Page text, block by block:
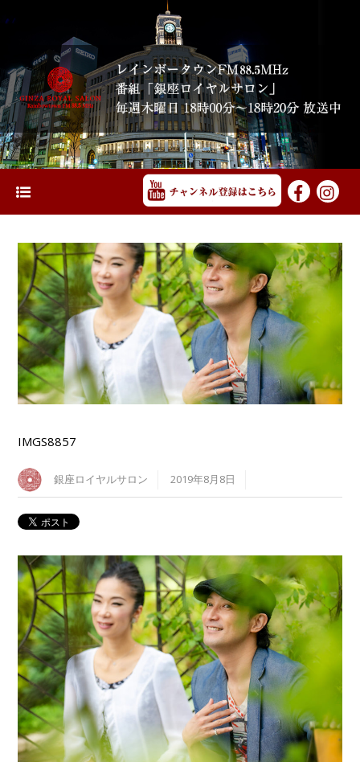
IMGS8857
銀座ロイヤルサロン 2019年8月8日